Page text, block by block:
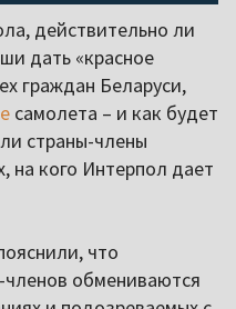
действительно ли
дать «красное
граждан Беларуси,
самолета – и как будет
страны-члены
на кого Интерпол дает
что
членов обмениваются